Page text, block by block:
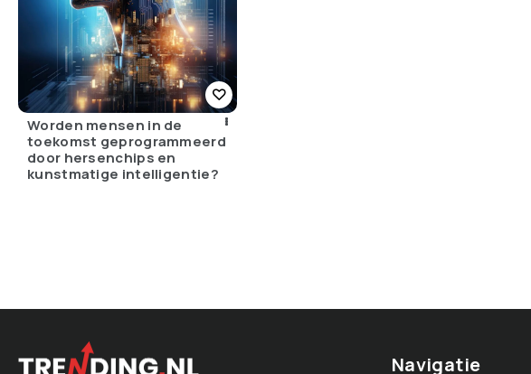
Worden mensen in de
toekomst geprogrammeerd
door hersenchips en
kunstmatige intelligentie?
Navigatie